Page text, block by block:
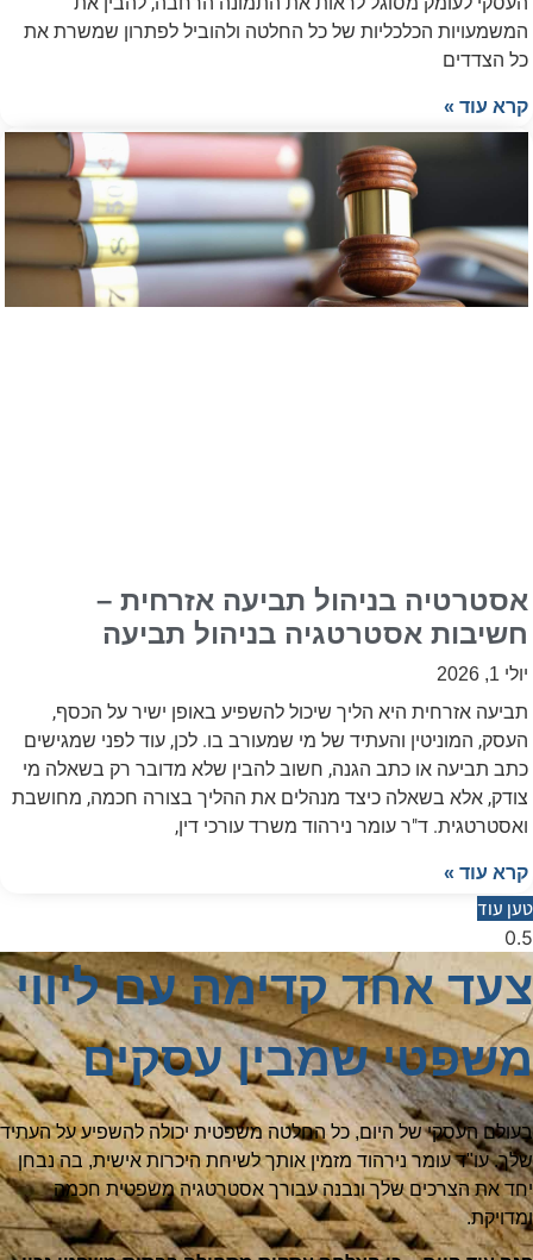
המשמעויות הכלכליות של כל החלטה ולהוביל לפתרון שמשרת את
כל הצדדים
קרא עוד »
אסטרטיה בניהול תביעה אזרחית –
חשיבות אסטרטגיה בניהול תביעה
יולי 1, 2026
תביעה אזרחית היא הליך שיכול להשפיע באופן ישיר על הכסף,
העסק, המוניטין והעתיד של מי שמעורב בו. לכן, עוד לפני שמגישים
כתב תביעה או כתב הגנה, חשוב להבין שלא מדובר רק בשאלה מי
צודק, אלא בשאלה כיצד מנהלים את ההליך בצורה חכמה, מחושבת
ואסטרטגית. ד"ר עומר נירהוד משרד עורכי דין,
קרא עוד »
טען עוד
צעד אחד קדימה עם ליווי
משפטי שמבין עסקים
בעולם העסקי של היום, כל החלטה משפטית יכולה להשפיע על העתיד
שלך. עו"ד עומר נירהוד מזמין אותך לשיחת היכרות אישית, בה נבחן
יחד את הצרכים שלך ונבנה עבורך אסטרטגיה משפטית חכמה
ומדויקת.